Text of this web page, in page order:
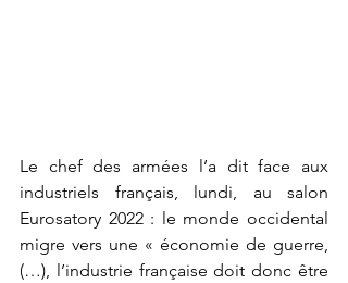
Le chef des armées l’a dit face aux
industriels français, lundi, au salon
Eurosatory 2022 : le monde occidental
migre vers une « économie de guerre,
(…), l’industrie française doit donc être